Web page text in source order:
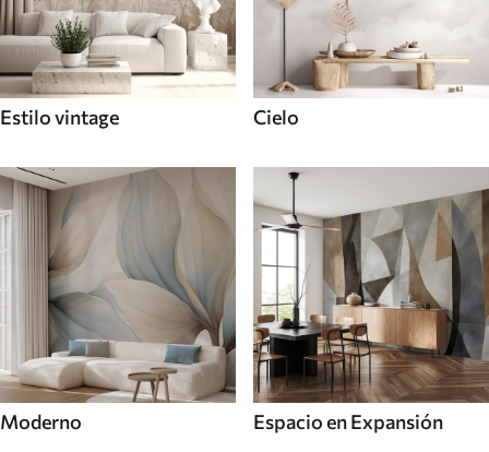
Estilo vintage Cielo
Moderno Espacio en Expansión